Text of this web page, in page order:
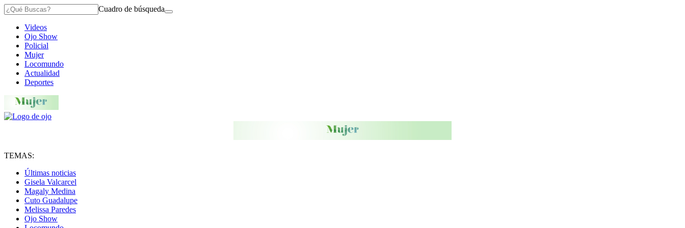
Cuadro de búsqueda
Videos
Ojo Show
Policial
Mujer
Locomundo
Actualidad
Deportes
TEMAS:
Últimas noticias
Gisela Valcarcel
Magaly Medina
Cuto Guadalupe
Melissa Paredes
Ojo Show